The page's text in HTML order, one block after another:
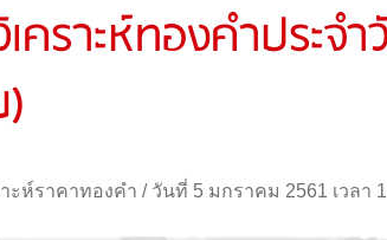
คราะห์ทองคำประ
ะห์ราคาทองคำ / วันที่ 5 มกราคม 2561 เวลา